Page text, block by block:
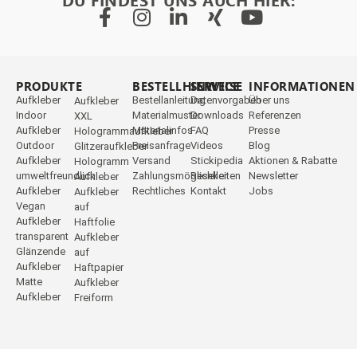
PRODUKTE
Aufkleber
Indoor
Aufkleber
Outdoor
Aufkleber
umweltfreundlich
Aufkleber
Vegan
Aufkleber
transparent
Glänzende
Aufkleber
Matte
Aufkleber
_
Aufkleber
XXL
Hologrammaufkleber
Glitzeraufkleber
Hologramm
Aufkleber
Aufkleber
auf
Haftfolie
Aufkleber
auf
Haftpapier
Aufkleber
Freiform
BESTELLHINWEISE
Bestellanleitung
Materialmuster
Materialinfos
Preisanfrage
Versand
Zahlungsmöglichkeiten
Rechtliches
SERVICE
Datenvorgaben
Downloads
FAQ
Videos
Stickipedia
Reseller
Kontakt
INFORMATIONEN
Über uns
Referenzen
Presse
Blog
Aktionen & Rabatte
Newsletter
Jobs